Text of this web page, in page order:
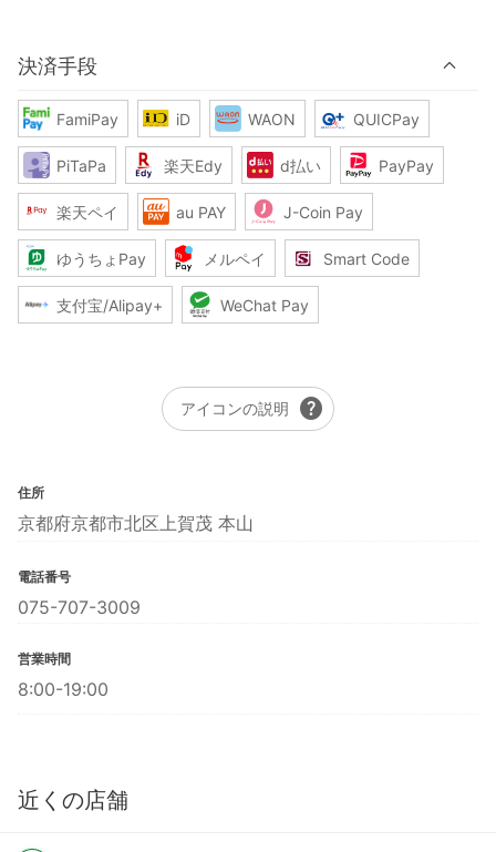
決済手段
FamiPay iD WAON QUICPay
PiTaPa 楽天Edy d払い PayPay
楽天ペイ au PAY J-Coin Pay
ゆうちょPay メルペイ Smart Code
支付宝/Alipay+ WeChat Pay
アイコンの説明 help
住所
京都府京都市北区上賀茂 本山
電話番号
075-707-3009
営業時間
8:00-19:00
近くの店舗